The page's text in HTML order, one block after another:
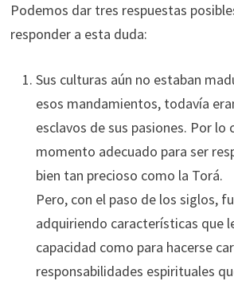
Podemos dar tres respuestas
responder a esta duda:
Sus culturas aún no estaban
esos mandamientos, todavía
esclavos de sus pasiones. Por lo
momento adecuado para ser
bien tan precioso como la Torá.
Pero, con el paso de los siglos,
adquiriendo características que
capacidad como para hacerse
responsabilidades espirituales